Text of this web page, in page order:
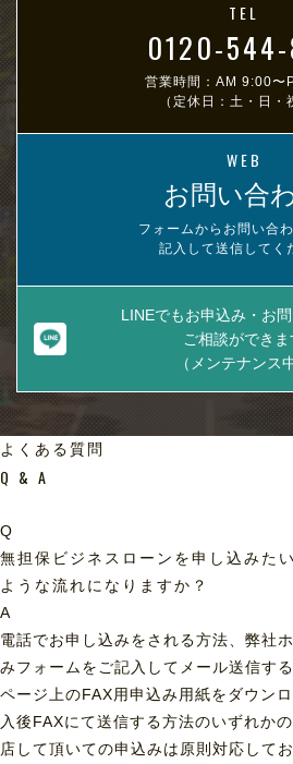
TEL
0120-
営業時間：AM 9:00〜
（定休日：土・日・
WEB
お問い合
フォームからお問い合
記入して送信してく
LINEでもお申込み・お
ご相談ができま
（メンテナンス
よくある質問
Q & A
Q
無担保ビジネスローンを申し込みた
ような流れになりますか？
A
電話でお申し込みをされる方法、弊社
みフォームをご記入してメール送信す
ページ上のFAX用申込み用紙をダウン
入後FAXにて送信する方法のいずれか
店して頂いての申込みは原則対応して